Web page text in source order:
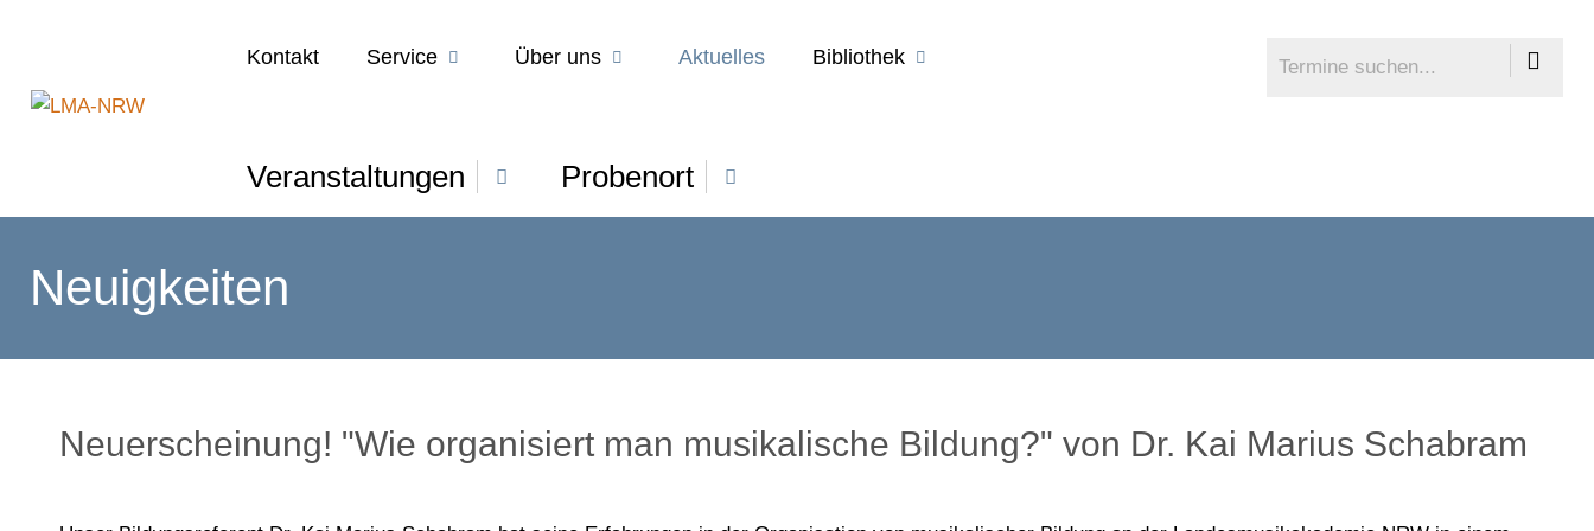
Kontakt Service Über uns Aktuelles Bibliothek
Veranstaltungen Probenort
Neuigkeiten
Neuerscheinung! "Wie organisiert man musikalische Bildung?" von Dr. Kai Marius Schabram